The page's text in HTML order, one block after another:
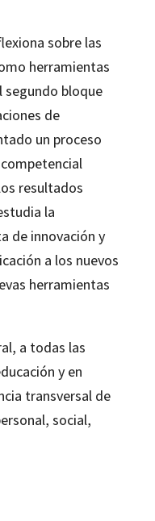
sobre las
herramientas
segundo bloque
de
un proceso
resultados
la
de innovación y
a los nuevos
herramientas
a todas las
y en
transversal de
social,